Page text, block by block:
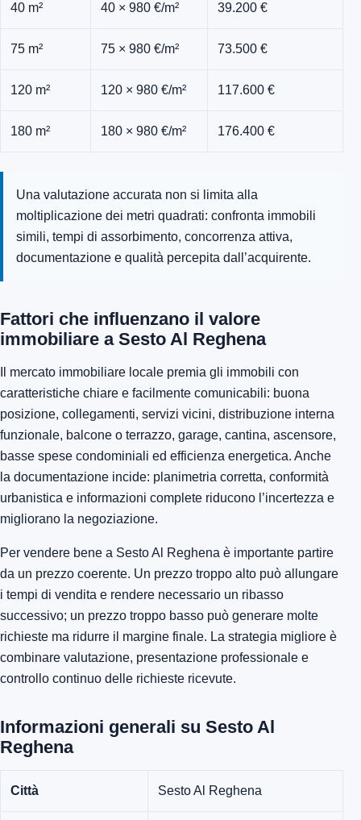
40 m² 40 × 980 €/m² 39.200 €
75 m² 75 × 980 €/m² 73.500 €
120 m² 120 × 980 €/m² 117.600 €
180 m² 180 × 980 €/m² 176.400 €
Una valutazione accurata non si limita alla
moltiplicazione dei metri quadrati: confronta immobili
simili, tempi di assorbimento, concorrenza attiva,
documentazione e qualità percepita dall’acquirente.
Fattori che influenzano il valore
immobiliare a Sesto Al Reghena
Il mercato immobiliare locale premia gli immobili con
caratteristiche chiare e facilmente comunicabili: buona
posizione, collegamenti, servizi vicini, distribuzione interna
funzionale, balcone o terrazzo, garage, cantina, ascensore,
basse spese condominiali ed efficienza energetica. Anche
la documentazione incide: planimetria corretta, conformità
urbanistica e informazioni complete riducono l’incertezza e
migliorano la negoziazione.
Per vendere bene a Sesto Al Reghena è importante partire
da un prezzo coerente. Un prezzo troppo alto può allungare
i tempi di vendita e rendere necessario un ribasso
successivo; un prezzo troppo basso può generare molte
richieste ma ridurre il margine finale. La strategia migliore è
combinare valutazione, presentazione professionale e
controllo continuo delle richieste ricevute.
Informazioni generali su Sesto Al
Reghena
Città Sesto Al Reghena